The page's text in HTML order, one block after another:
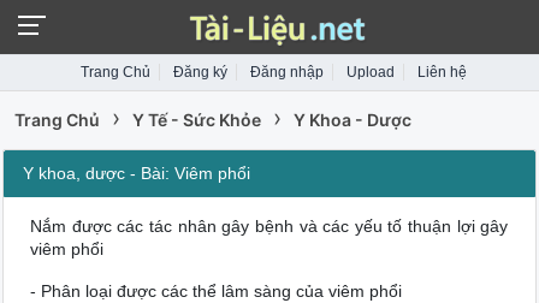
Trang Chủ Đăng ký Đăng nhập Upload Liên hệ
Trang Chủ › Y Tế - Sức Khỏe › Y Khoa - Dược
Y khoa, dược - Bài: Viêm phổi
Nắm được các tác nhân gây bệnh và các yếu tố thuận lợi gây
viêm phổi
- Phân loại được các thể lâm sàng của viêm phổi